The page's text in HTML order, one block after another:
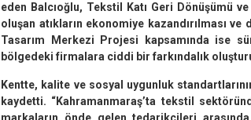
eden Balcıoğlu, Tekstil Katı Geri Dönüşümü
oluşan atıkların ekonomiye kazandırılması
Tasarım Merkezi Projesi kapsamında ise
bölgedeki firmalara ciddi bir farkındalık
Kentte, kalite ve sosyal uygunluk
kaydetti. “Kahramanmaraş’ta tekstil